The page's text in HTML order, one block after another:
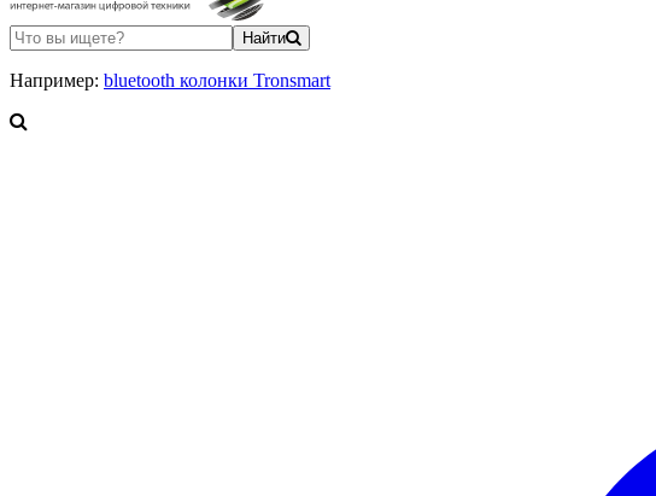
Найти
Например: bluetooth колонки Tronsmart